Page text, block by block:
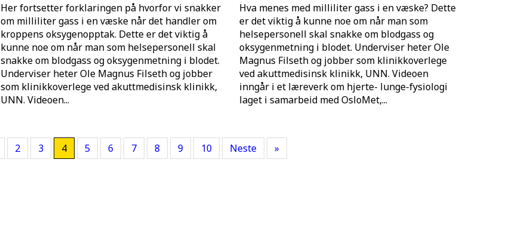
Her fortsetter forklaringen på hvorfor vi snakker
om milliliter gass i en væske når det handler om
kroppens oksygenopptak. Dette er det viktig å
kunne noe om når man som helsepersonell skal
snakke om blodgass og oksygenmetning i blodet.
Underviser heter Ole Magnus Filseth og jobber
som klinikkoverlege ved akuttmedisinsk klinikk,
UNN. Videoen...
Hva menes med milliliter gass i en væske? Dette
er det viktig å kunne noe om når man som
helsepersonell skal snakke om blodgass og
oksygenmetning i blodet. Underviser heter Ole
Magnus Filseth og jobber som klinikkoverlege
ved akuttmedisinsk klinikk, UNN. Videoen
inngår i et læreverk om hjerte- lunge-fysiologi
laget i samarbeid med OsloMet,...
2 3 4 5 6 7 8 9 10 Neste »